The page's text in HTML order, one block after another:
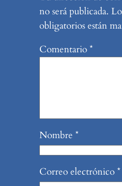
no será publicada.
obligatorios están
Comentario*
Nombre *
Correo electrónico*